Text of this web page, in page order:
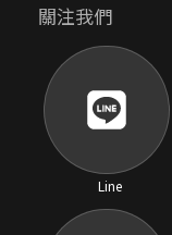
關注我們
Line